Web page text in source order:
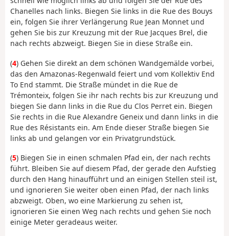
Chanelles nach links. Biegen Sie links in die Rue des Bouys
ein, folgen Sie ihrer Verlängerung Rue Jean Monnet und
gehen Sie bis zur Kreuzung mit der Rue Jacques Brel, die
nach rechts abzweigt. Biegen Sie in diese Straße ein.
(4) Gehen Sie direkt an dem schönen Wandgemälde vorbei,
das den Amazonas-Regenwald feiert und vom Kollektiv End
To End stammt. Die Straße mündet in die Rue de
Trémonteix, folgen Sie ihr nach rechts bis zur Kreuzung und
biegen Sie dann links in die Rue du Clos Perret ein. Biegen
Sie rechts in die Rue Alexandre Geneix und dann links in die
Rue des Résistants ein. Am Ende dieser Straße biegen Sie
links ab und gelangen vor ein Privatgrundstück.
(5) Biegen Sie in einen schmalen Pfad ein, der nach rechts
führt. Bleiben Sie auf diesem Pfad, der gerade den Aufstieg
durch den Hang hinaufführt und an einigen Stellen steil ist,
und ignorieren Sie weiter oben einen Pfad, der nach links
abzweigt. Oben, wo eine Markierung zu sehen ist,
ignorieren Sie einen Weg nach rechts und gehen Sie noch
einige Meter geradeaus weiter.